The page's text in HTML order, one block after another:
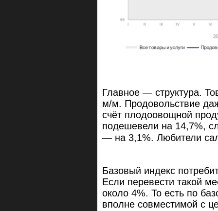
Главное — структура.
м/м. Продовольствие
счёт плодоовощной
подешевели на 14,7%,
— на 3,1%. Любители
Базовый индекс
Если перевести такой
около 4%. То есть по
вполне совместимой с